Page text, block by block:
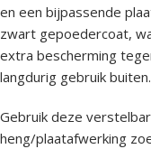
en een bijpassende
zwart gepoedercoat,
extra bescherming
langdurig gebruik buiten.
Gebruik deze
heng/plaatafwerking